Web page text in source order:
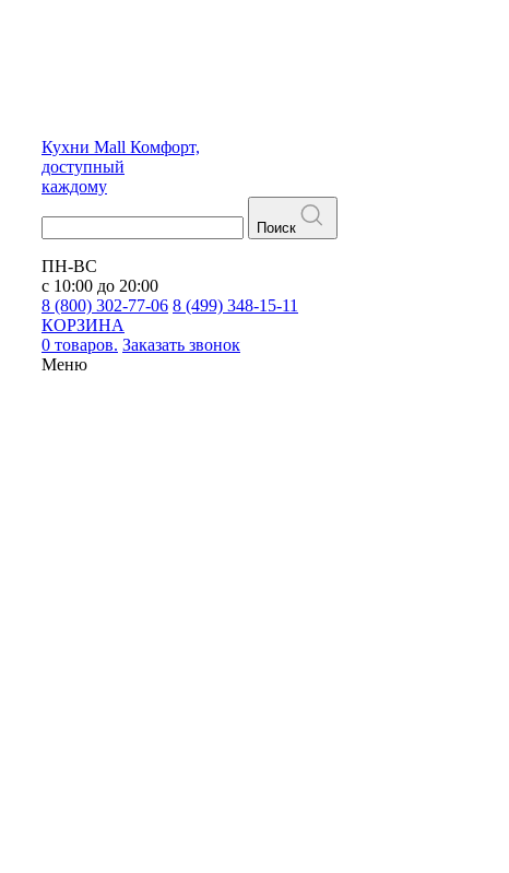
Кухни Mall Комфорт,
доступный
каждому
Поиск
ПН-ВС
с 10:00 до 20:00
8 (800) 302-77-06 8 (499) 348-15-11
КОРЗИНА
0 товаров. Заказать звонок
Меню